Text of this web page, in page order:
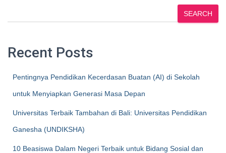
SEARCH
Recent Posts
Pentingnya Pendidikan Kecerdasan Buatan (AI) di Sekolah
untuk Menyiapkan Generasi Masa Depan
Universitas Terbaik Tambahan di Bali: Universitas Pendidikan
Ganesha (UNDIKSHA)
10 Beasiswa Dalam Negeri Terbaik untuk Bidang Sosial dan